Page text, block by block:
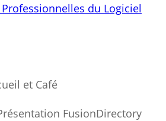
du Logiciel
et Café
FusionDirectory